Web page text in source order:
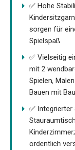
✅ Hohe
sorgen für
Spielspaß
✅ Vielseitig
mit 2
Spielen,
Bauen mit
✅ Integrierter
ordentlich